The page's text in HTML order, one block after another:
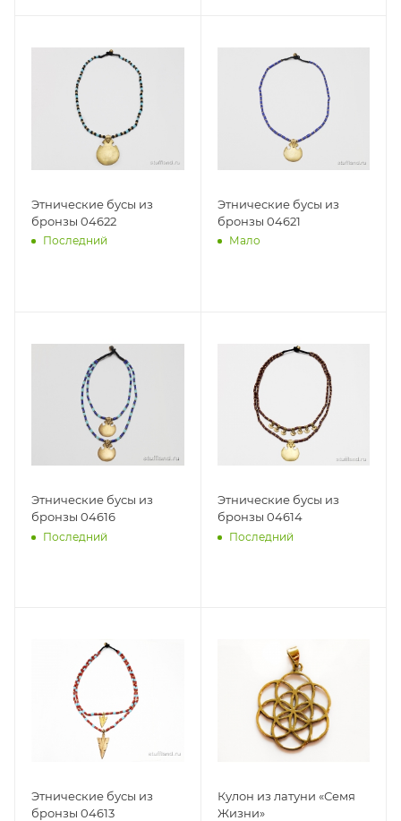
Этнические бусы из
бронзы 04622
Последний
Этнические бусы из
бронзы 04621
Мало
Этнические бусы из
бронзы 04616
Последний
Этнические бусы из
бронзы 04614
Последний
Этнические бусы из
бронзы 04613
Кулон из латуни «Семя
Жизни»